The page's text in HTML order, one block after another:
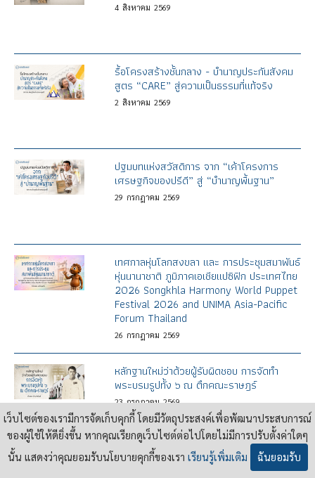
4 สิงหาคม 2569
รื้อโครงสร้างชั้นกลาง - บำนาญประกันสังคม
สูตร “CARE” สู่ความเป็นธรรมที่แท้จริง
2 สิงหาคม 2569
ปฐมบทแห่งสวัสดิการ จาก “เค้าโครงการ
เศรษฐกิจของปรีดี” สู่ “บำนาญพื้นฐาน”
29 กรกฎาคม 2569
เทศกาลหุ่นโลกสงขลา และ การประชุมสมาพันธ์
หุ่นนานาชาติ ภูมิภาคเอเชียแปซิฟิก ประเทศไทย
2026 Songkhla Harmony World Puppet
Festival 2026 and UNIMA Asia-Pacific
Forum Thailand
26 กรกฎาคม 2569
หลักฐานใหม่ว่าด้วยผู้รับผิดชอบ การจัดทำ
พระบรมรูปทั้ง ๖ ณ ตึกคณะราษฎร์
23 กรกฎาคม 2569
เว็บไซต์ของเรามีการจัดเก็บคุกกี้ โดยมีวัตถุประสงค์เพื่อพัฒนาประสบการณ์
ของผู้ใช้ให้ดียิ่งขึ้น หากคุณเรียกดูเว็บไซต์ต่อไปโดยไม่มีการปรับตั้งค่าใดๆ
นั้น แสดงว่าคุณยอมรับนโยบายคุกกี้ของเรา เรียนรู้เพิ่มเติม ฉันยอมรับ